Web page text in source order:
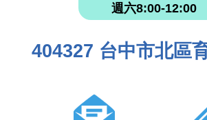
週六8:00-12:00
404327 台中市北區